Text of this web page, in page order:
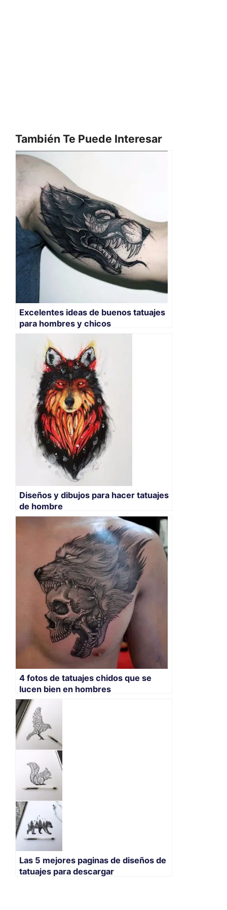
También Te Puede Interesar
Excelentes ideas de buenos tatuajes
para hombres y chicos
Diseños y dibujos para hacer tatuajes
de hombre
4 fotos de tatuajes chidos que se
lucen bien en hombres
Las 5 mejores paginas de diseños de
tatuajes para descargar